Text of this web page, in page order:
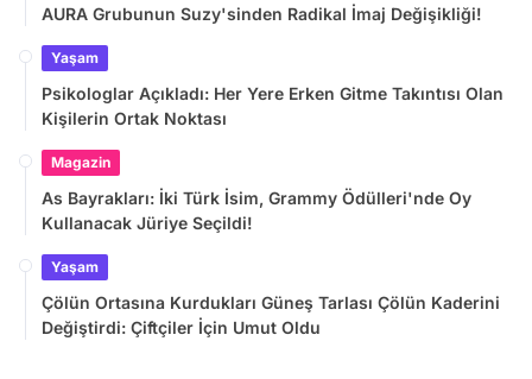
AURA Grubunun Suzy'sinden Radikal İmaj Değişikliği!
Yaşam
Psikologlar Açıkladı: Her Yere Erken Gitme Takıntısı Olan
Kişilerin Ortak Noktası
Magazin
As Bayrakları: İki Türk İsim, Grammy Ödülleri'nde Oy
Kullanacak Jüriye Seçildi!
Yaşam
Çölün Ortasına Kurdukları Güneş Tarlası Çölün Kaderini
Değiştirdi: Çiftçiler İçin Umut Oldu